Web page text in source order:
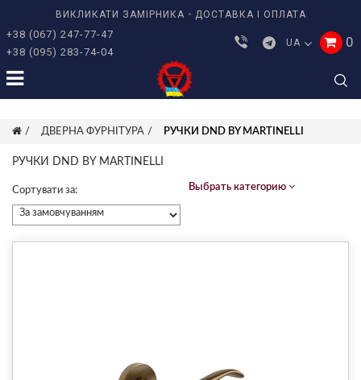
ВИКЛИКАТИ ЗАМІРНИКА ДОСТАВКА І ОПЛАТА
+38 (067) 247-77-47
+38 (095) 283-74-04
UA 0
ДВЕРНА ФУРНІТУРА РУЧКИ DND BY MARTINELLI
РУЧКИ DND BY MARTINELLI
Сортувати за: Выбрать категорию